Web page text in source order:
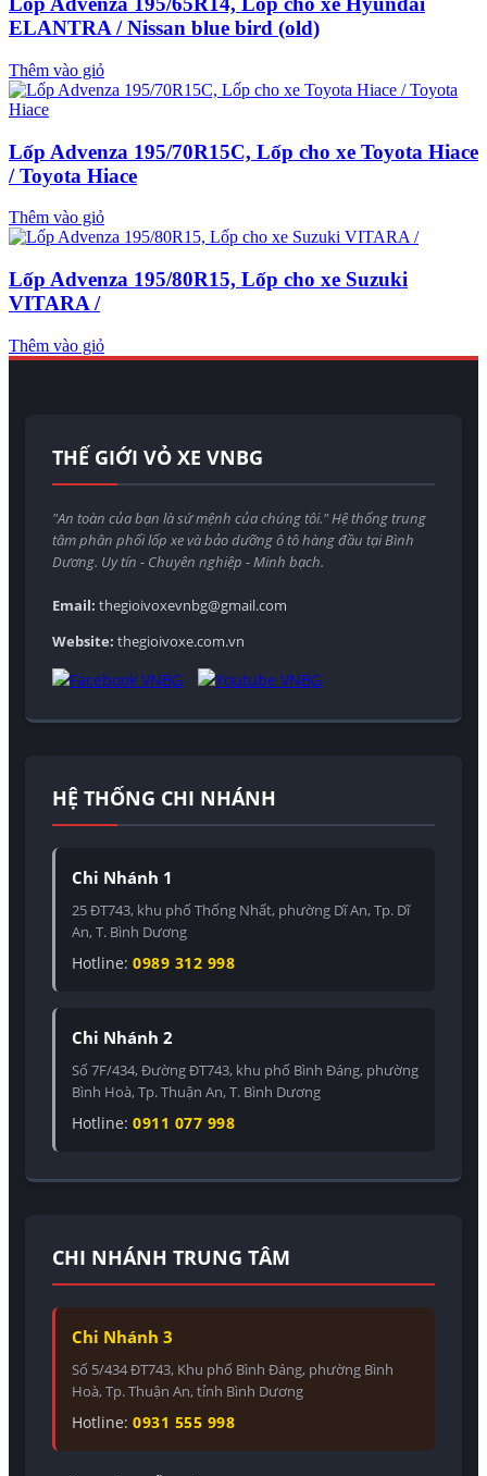
ELANTRA / Nissan blue bird (old)
Thêm vào giỏ
Lốp Advenza 195/70R15C, Lốp cho xe Toyota Hiace
/ Toyota Hiace
Thêm vào giỏ
Lốp Advenza 195/80R15, Lốp cho xe Suzuki
VITARA /
Thêm vào giỏ
THẾ GIỚI VỎ XE VNBG
"An toàn của bạn là sứ mệnh của chúng tôi." Hệ thống trung
tâm phân phối lốp xe và bảo dưỡng ô tô hàng đầu tại Bình
Dương. Uy tín - Chuyên nghiệp - Minh bạch.
Email: thegioivoxevnbg@gmail.com
Website: thegioivoxe.com.vn
HỆ THỐNG CHI NHÁNH
Chi Nhánh 1
25 ĐT743, khu phố Thống Nhất, phường Dĩ An, Tp. Dĩ
An, T. Bình Dương
Hotline: 0989 312 998
Chi Nhánh 2
Số 7F/434, Đường ĐT743, khu phố Bình Đáng, phường
Bình Hoà, Tp. Thuận An, T. Bình Dương
Hotline: 0911 077 998
CHI NHÁNH TRUNG TÂM
Chi Nhánh 3
Số 5/434 ĐT743, Khu phố Bình Đáng, phường Bình
Hoà, Tp. Thuận An, tỉnh Bình Dương
Hotline: 0931 555 998